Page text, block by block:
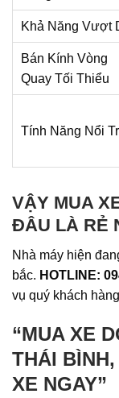
Khả Năng Vượt
Bán Kính Vòng
Quay Tối Thiểu
Tính Năng Nổi
VẬY MUA
ĐÂU LÀ RẺ
Nhà máy hiện
bắc. HOTLINE:
vụ quý khách
“MUA XE
THÁI
XE NGAY”